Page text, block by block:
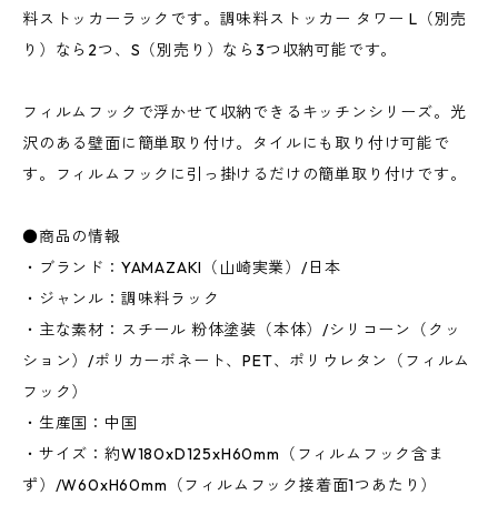
料ストッカーラックです。調味料ストッカー タワー L（別売
り）なら2つ、S（別売り）なら3つ収納可能です。
フィルムフックで浮かせて収納できるキッチンシリーズ。光
沢のある壁面に簡単取り付け。タイルにも取り付け可能で
す。フィルムフックに引っ掛けるだけの簡単取り付けです。
●商品の情報
・ブランド：YAMAZAKI（山崎実業）/日本
・ジャンル：調味料ラック
・主な素材：スチール 粉体塗装（本体）/シリコーン（クッ
ション）/ポリカーボネート、PET、ポリウレタン（フィルム
フック）
・生産国：中国
・サイズ：約W180xD125xH60mm（フィルムフック含ま
ず）/W60xH60mm（フィルムフック接着面1つあたり）